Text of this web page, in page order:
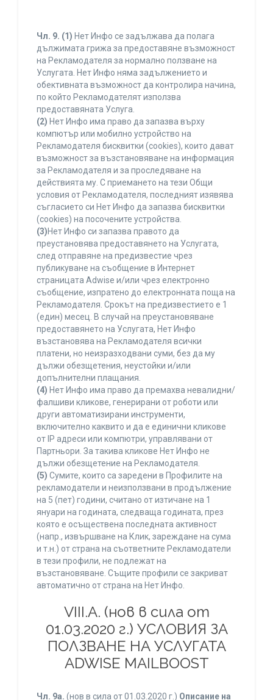
Чл. 9. (1) Нет Инфо се задължава да полага
дължимата грижа за предоставяне възможност
на Рекламодателя за нормално ползване на
Услугата. Нет Инфо няма задължението и
обективната възможност да контролира начина,
по който Рекламодателят използва
предоставяната Услуга.
(2) Нет Инфо има право да запазва върху
компютър или мобилно устройство на
Рекламодателя бисквитки (cookies), които дават
възможност за възстановяване на информация
за Рекламодателя и за проследяване на
действията му. С приемането на тези Общи
условия от Рекламодателя, последният изявява
съгласието си Нет Инфо да запазва бисквитки
(cookies) на посочените устройства.
(3)Нет Инфо си запазва правото да
преустановява предоставянето на Услугата,
след отправяне на предизвестие чрез
публикуване на съобщение в Интернет
страницата Adwise и/или чрез електронно
съобщение, изпратено до електронната поща на
Рекламодателя. Срокът на предизвестието е 1
(един) месец. В случай на преустановяване
предоставянето на Услугата, Нет Инфо
възстановява на Рекламодателя всички
платени, но неизразходвани суми, без да му
дължи обезщетения, неустойки и/или
допълнителни плащания.
(4) Нет Инфо има право да премахва невалидни/
фалшиви кликове, генерирани от роботи или
други автоматизирани инструменти,
включително каквито и да е единични кликове
от IP адреси или компютри, управлявани от
Партньори. За такива кликове Нет Инфо не
дължи обезщетение на Рекламодателя.
(5) Сумите, които са заредени в Профилите на
рекламодатели и неизползвани в продължение
на 5 (пет) години, считано от изтичане на 1
януари на годината, следваща годината, през
която е осъществена последната активност
(напр., извършване на Клик, зареждане на сума
и т.н.) от страна на съответните Рекламодатели
в тези профили, не подлежат на
възстановяване. Същите профили се закриват
автоматично от страна на Нет Инфо.
VIII.A. (нов в сила от
01.03.2020 г.) УСЛОВИЯ ЗА
ПОЛЗВАНЕ НА УСЛУГАТА
ADWISE MAILBOOST
Чл. 9а. (нов в сила от 01.03.2020 г.) Описание на